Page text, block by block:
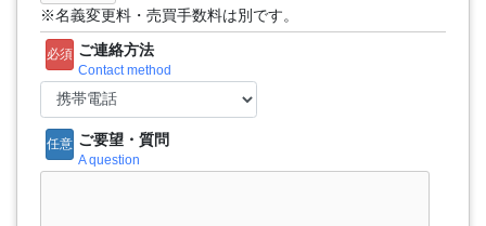
※名義変更料・売買手数料は別です。
必須 ご連絡方法
Contact method
任意 ご要望・質問
A question